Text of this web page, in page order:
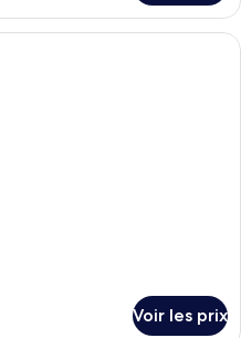
Un bâtiment à deux étages doté
Voir les prix